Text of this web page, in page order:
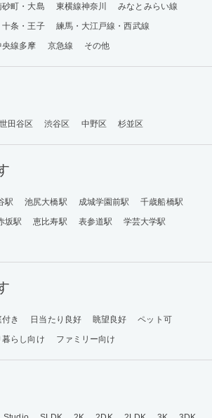
町・大島 東横線神奈川
みなとみらい線
十条・王子
練馬・大江戸線・西武線
央線多摩 京急線 その他
世田谷区 渋谷区 中野区 杉並区
駅 池尻大橋駅 成城学園前駅
千歳船橋駅
坂駅 恵比寿駅 表参道駅
学芸大学駅
付き 日当たり良好 眺望良好
ペット可
暮らし向け ファミリー向け